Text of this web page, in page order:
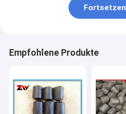
Fortsetzen
Empfohlene Produkte